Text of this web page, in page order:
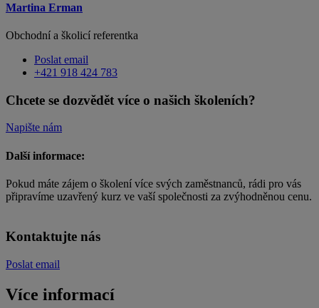
Martina Erman
Obchodní a školicí referentka
Poslat email
+421 918 424 783
Chcete se dozvědět více o našich školeních?
Napište nám
Další informace:
Pokud máte zájem o školení více svých zaměstnanců, rádi pro vás
připravíme uzavřený kurz ve vaší společnosti za zvýhodněnou cenu.
Kontaktujte nás
Poslat email
Více informací